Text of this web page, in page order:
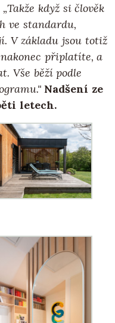
„Takže když si člověk
ve standardu,
V základu jsou totiž
připlatíte, a
Vše běží podle
Nadšení ze
letech.